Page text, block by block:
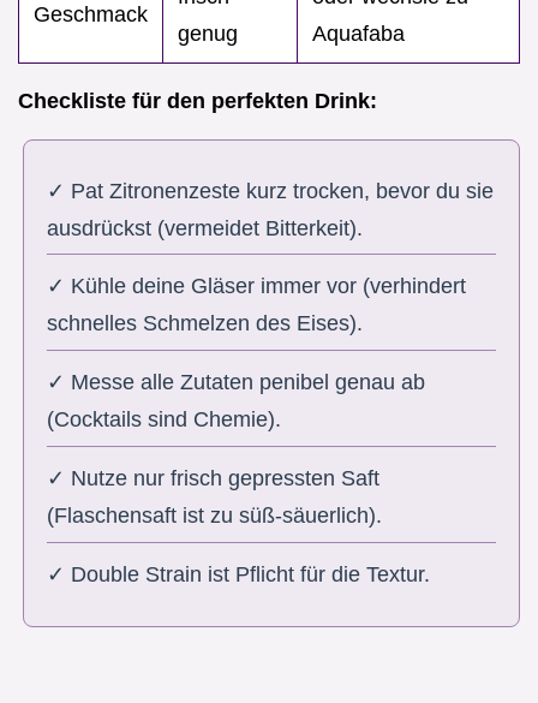
Geschmack
genug
Aquafaba
Checkliste für den perfekten Drink:
✓ Pat Zitronenzeste kurz trocken, bevor du sie
ausdrückst (vermeidet Bitterkeit).
✓ Kühle deine Gläser immer vor (verhindert
schnelles Schmelzen des Eises).
✓ Messe alle Zutaten penibel genau ab
(Cocktails sind Chemie).
✓ Nutze nur frisch gepressten Saft
(Flaschensaft ist zu süß-säuerlich).
✓ Double Strain ist Pflicht für die Textur.